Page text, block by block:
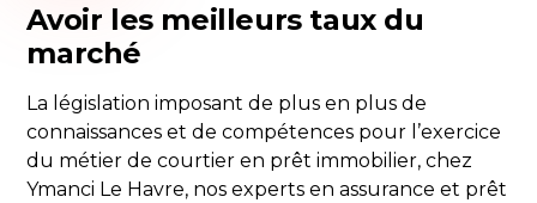
Avoir les meilleurs taux du
marché
La législation imposant de plus en plus de
connaissances et de compétences pour l’exercice
du métier de courtier en prêt immobilier, chez
Ymanci Le Havre, nos experts en assurance et prêt